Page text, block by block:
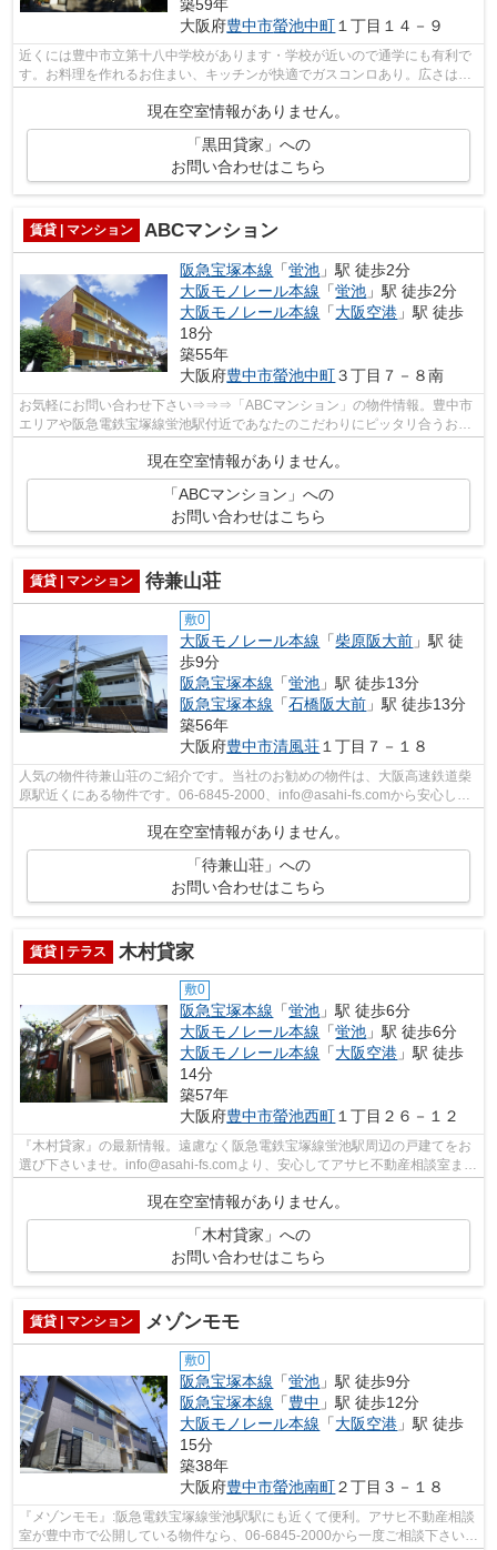
築59年
大阪府豊中市螢池中町 １丁目１４－９
近くには豊中市立第十八中学校があります・学校が近いので通学にも有利で
す。お料理を作れるお住まい、キッチンが快適でガスコンロあり。広さはな
んと54.05㎡。趣きのある木造建築。多...
現在空室情報がありません。
「黒田貸家」への
お問い合わせはこちら
賃貸 | マンション ABCマンション
阪急宝塚本線 「蛍池 」駅 徒歩2分
大阪モノレール本線 「蛍池 」駅 徒歩2分
大阪モノレール本線 「大阪空港 」駅 徒歩
18分
築55年
大阪府豊中市螢池中町３丁目７－８南
お気軽にお問い合わせ下さい⇒⇒⇒「ABCマンション」の物件情報。豊中市
エリアや阪急電鉄宝塚線蛍池駅付近であなたのこだわりにピッタリ合うお部
現在空室情報がありません。
「ABCマンション」への
お問い合わせはこちら
賃貸 | マンション 待兼山荘
敷0
大阪モノレール本線 「柴原阪大前 」駅 徒
歩9分
阪急宝塚本線 「蛍池 」駅 徒歩13分
阪急宝塚本線 「石橋阪大前 」駅 徒歩13分
築56年
大阪府豊中市清風荘 １丁目７－１８
人気の物件待兼山荘のご紹介です。当社のお勧めの物件は、大阪高速鉄道柴
原駅近くにある物件です。06-6845-2000、info@asahi-fs.comから安心して
ご連絡、ご相談をして下さい。
現在空室情報がありません。
「待兼山荘」への
お問い合わせはこちら
賃貸 | テラス 木村貸家
敷0
阪急宝塚本線 「蛍池 」駅 徒歩6分
大阪モノレール本線 「蛍池 」駅 徒歩6分
大阪モノレール本線 「大阪空港 」駅 徒歩
14分
築57年
大阪府豊中市螢池西町１丁目２６－１２
『木村貸家』の最新情報。遠慮なく阪急電鉄宝塚線蛍池駅周辺の戸建てをお
選び下さいませ。info@asahi-fs.comより、安心してアサヒ不動産相談室まで
現在空室情報がありません。
「木村貸家」への
お問い合わせはこちら
賃貸 | マンション メゾンモモ
敷0
阪急宝塚本線 「蛍池 」駅 徒歩9分
阪急宝塚本線 「豊中 」駅 徒歩12分
大阪モノレール本線 「大阪空港 」駅 徒歩
15分
築38年
大阪府豊中市螢池南町２丁目３－１８
『メゾンモモ』:阪急電鉄宝塚線蛍池駅駅にも近くて便利。アサヒ不動産相談
室が豊中市で公開している物件なら、06-6845-2000から一度ご相談下さい。